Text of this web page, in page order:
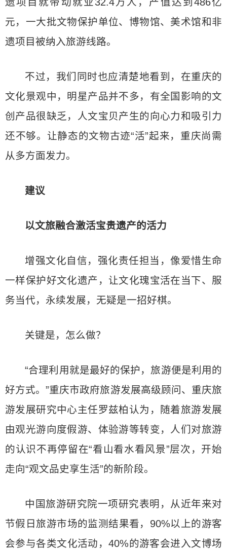
元，一大批文物保护单位、博物馆、美术馆和非
遗项目被纳入旅游线路。
不过，我们同时也应清楚地看到，在重庆的
文化景观中，明星产品并不多，有全国影响的文
创产品很缺乏，人文宝贝产生的向心力和吸引力
还不够。让静态的文物古迹“活”起来，重庆尚需
从多方面发力。
建议
以文旅融合激活宝贵遗产的活力
增强文化自信，强化责任担当，像爱惜生命
一样保护好文化遗产，让文化瑰宝活在当下、服
务当代，永续发展，无疑是一招好棋。
关键是，怎么做？
“合理利用就是最好的保护，旅游便是利用的
好方式。”重庆市政府旅游发展高级顾问、重庆旅
游发展研究中心主任罗兹柏认为，随着旅游发展
由观光游向度假游、体验游等转变，人们对旅游
的认识不再停留在“看山看水看风景”层次，开始
走向“观文品史享生活”的新阶段。
中国旅游研究院一项研究表明，从近年来对
节假日旅游市场的监测结果看，90%以上的游客
会参与各类文化活动，40%的游客会进入文博场